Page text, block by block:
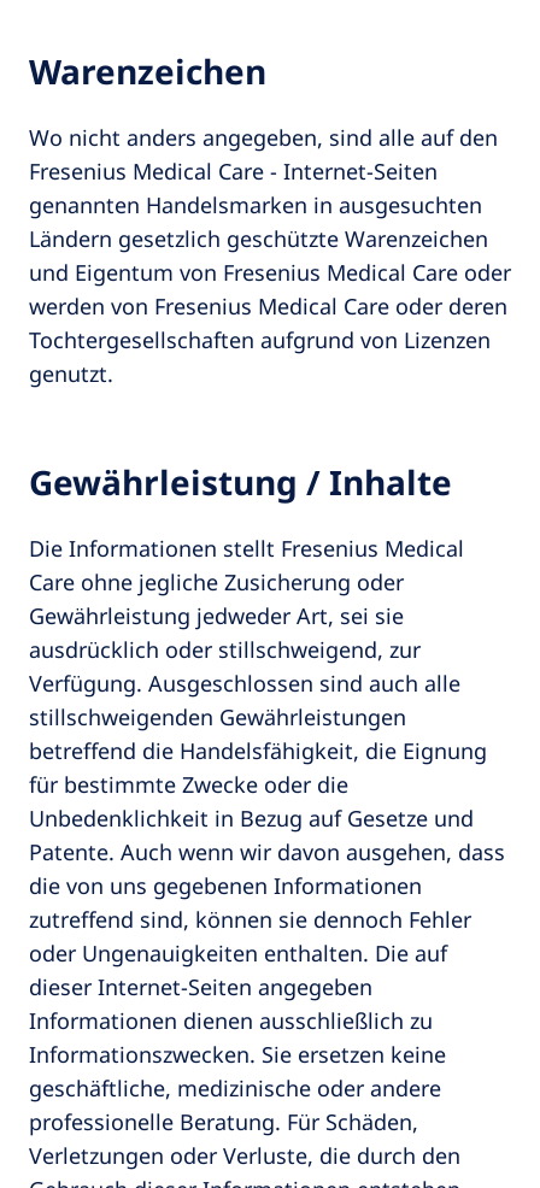
Warenzeichen
Wo nicht anders angegeben, sind alle auf den
Fresenius Medical Care - Internet-Seiten
genannten Handelsmarken in ausgesuchten
Ländern gesetzlich geschützte Warenzeichen
und Eigentum von Fresenius Medical Care oder
werden von Fresenius Medical Care oder deren
Tochtergesellschaften aufgrund von Lizenzen
genutzt.
Gewährleistung / Inhalte
Die Informationen stellt Fresenius Medical
Care ohne jegliche Zusicherung oder
Gewährleistung jedweder Art, sei sie
ausdrücklich oder stillschweigend, zur
Verfügung. Ausgeschlossen sind auch alle
stillschweigenden Gewährleistungen
betreffend die Handelsfähigkeit, die Eignung
für bestimmte Zwecke oder die
Unbedenklichkeit in Bezug auf Gesetze und
Patente. Auch wenn wir davon ausgehen, dass
die von uns gegebenen Informationen
zutreffend sind, können sie dennoch Fehler
oder Ungenauigkeiten enthalten. Die auf
dieser Internet-Seiten angegeben
Informationen dienen ausschließlich zu
Informationszwecken. Sie ersetzen keine
geschäftliche, medizinische oder andere
professionelle Beratung. Für Schäden,
Verletzungen oder Verluste, die durch den